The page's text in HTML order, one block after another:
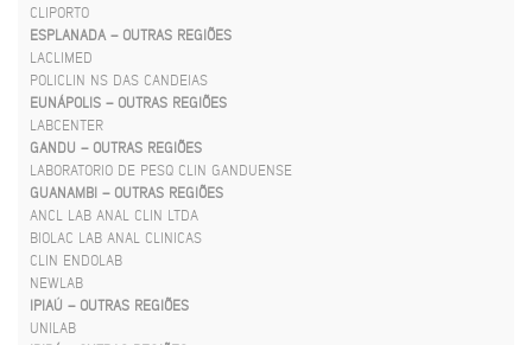
CLIPORTO
ESPLANADA – OUTRAS REGIÕES
LACLIMED
POLICLIN NS DAS CANDEIAS
EUNÁPOLIS – OUTRAS REGIÕES
LABCENTER
GANDU – OUTRAS REGIÕES
LABORATORIO DE PESQ CLIN GANDUENSE
GUANAMBI – OUTRAS REGIÕES
ANCL LAB ANAL CLIN LTDA
BIOLAC LAB ANAL CLINICAS
CLIN ENDOLAB
NEWLAB
IPIAÚ – OUTRAS REGIÕES
UNILAB